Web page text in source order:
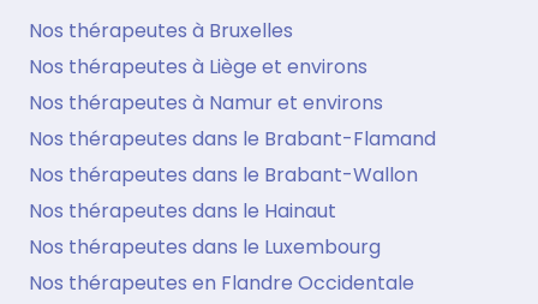
Nos thérapeutes à Bruxelles
Nos thérapeutes à Liège et environs
Nos thérapeutes à Namur et environs
Nos thérapeutes dans le Brabant-Flamand
Nos thérapeutes dans le Brabant-Wallon
Nos thérapeutes dans le Hainaut
Nos thérapeutes dans le Luxembourg
Nos thérapeutes en Flandre Occidentale